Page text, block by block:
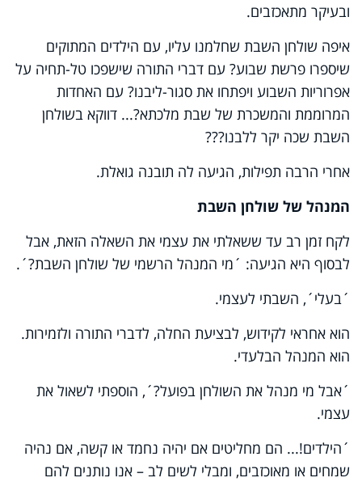
ובעיקר מתאכזבים.
איפה שולחן השבת שחלמנו עליו, עם הילדים המתוקים
שיספרו פרשת שבוע? עם דברי התורה שישפכו טל-תחיה על
אפרוריות השבוע ויפתחו את סגור-ליבנו? עם האחדות
המרוממת והמשכרת של שבת מלכתא?... דווקא בשולחן
השבת שכה יקר ללבנו???
אחרי הרבה תפילות, הגיעה לה תובנה גואלת.
המנהל של שולחן השבת
לקח זמן רב עד ששאלתי את עצמי את השאלה הזאת, אבל
לבסוף היא הגיעה: ´מי המנהל הרשמי של שולחן השבת?´.
´בעלי´, השבתי לעצמי.
הוא אחראי לקידוש, לבציעת החלה, לדברי התורה ולזמירות.
הוא המנהל הבלעדי.
´אבל מי מנהל את השולחן בפועל?´, הוספתי לשאול את
עצמי.
´הילדים!... הם מחליטים אם יהיה נחמד או קשה, אם נהיה
שמחים או מאוכזבים, ומבלי לשים לב – אנו נותנים להם